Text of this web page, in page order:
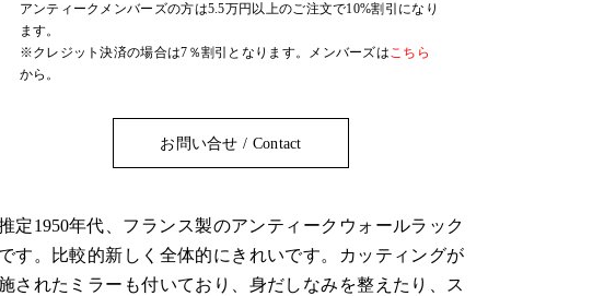
アンティークメンバーズの方は5.5万円以上のご注文で10%割引になり
ます。
※クレジット決済の場合は7％割引となります。メンバーズはこちら
から。
お問い合せ / Contact
定1950年代、フランス製のアンティークウォールラック
です。比較的新しく全体的にきれいです。カッティングが
されたミラーも付いており、身だしなみを整えたり、ス